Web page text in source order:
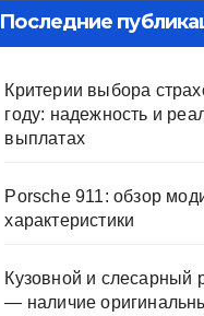
Последние
Критерии выбора
году: надежность и
выплатах
Porsche 911: обзор
характеристики
Кузовной и слесарный
— наличие